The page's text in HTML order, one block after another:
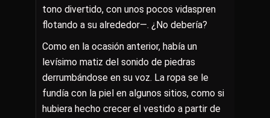
tono divertido, con unos pocos vidaspren
flotando a su alrededor—. ¿No debería?
Como en la ocasión anterior, había un
levísimo matiz del sonido de piedras
derrumbándose en su voz. La ropa se le
fundía con la piel en algunos sitios, como si
hubiera hecho crecer el vestido a partir de